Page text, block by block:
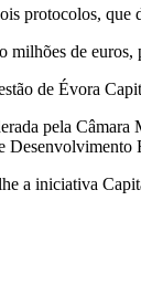
protocolos, que
de
de Évora
pela
a iniciativa